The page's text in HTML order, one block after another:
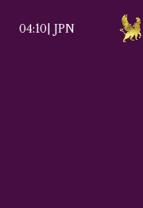
04:10 JPN